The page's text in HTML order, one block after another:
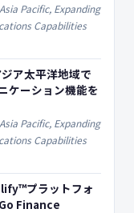
Pacific, Expanding
Capabilities
ア太平洋地域で
ケーション機能を
Pacific, Expanding
Capabilities
プラットフォ
Finance